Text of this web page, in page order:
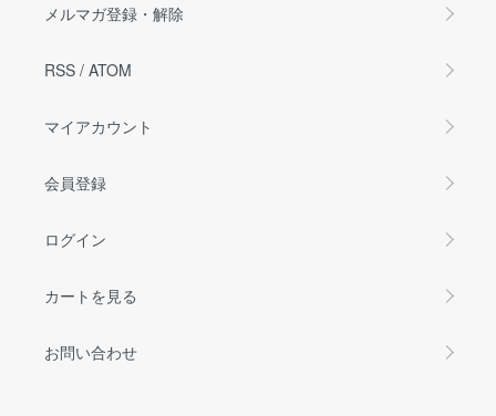
メルマガ登録・解除
RSS / ATOM
マイアカウント
会員登録
ログイン
カートを見る
お問い合わせ